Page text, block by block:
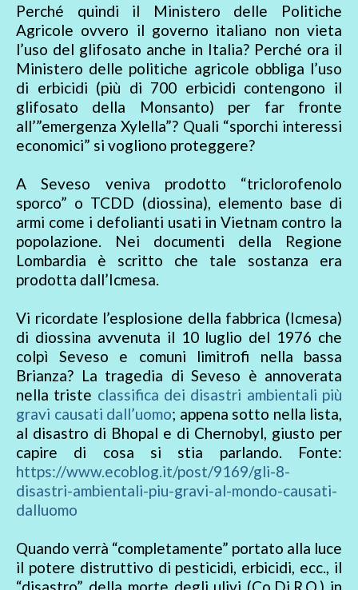
Perché quindi il Ministero delle Politiche
Agricole ovvero il governo italiano non vieta
l’uso del glifosato anche in Italia? Perché ora il
Ministero delle politiche agricole obbliga l’uso
di erbicidi (più di 700 erbicidi contengono il
glifosato della Monsanto) per far fronte
all’”emergenza Xylella”? Quali “sporchi interessi
economici” si vogliono proteggere?
A Seveso veniva prodotto “triclorofenolo
sporco” o TCDD (diossina), elemento base di
armi come i defolianti usati in Vietnam contro la
popolazione. Nei documenti della Regione
Lombardia è scritto che tale sostanza era
prodotta dall’Icmesa.
Vi ricordate l’esplosione della fabbrica (Icmesa)
di diossina avvenuta il 10 luglio del 1976 che
colpì Seveso e comuni limitrofi nella bassa
Brianza? La tragedia di Seveso è annoverata
nella triste classifica dei disastri ambientali più
gravi causati dall’uomo; appena sotto nella lista,
al disastro di Bhopal e di Chernobyl, giusto per
capire di cosa si stia parlando. Fonte:
https://www.ecoblog.it/post/9169/gli-8-
disastri-ambientali-piu-gravi-al-mondo-causati-
dalluomo
Quando verrà “completamente” portato alla luce
il potere distruttivo di pesticidi, erbicidi, ecc., il